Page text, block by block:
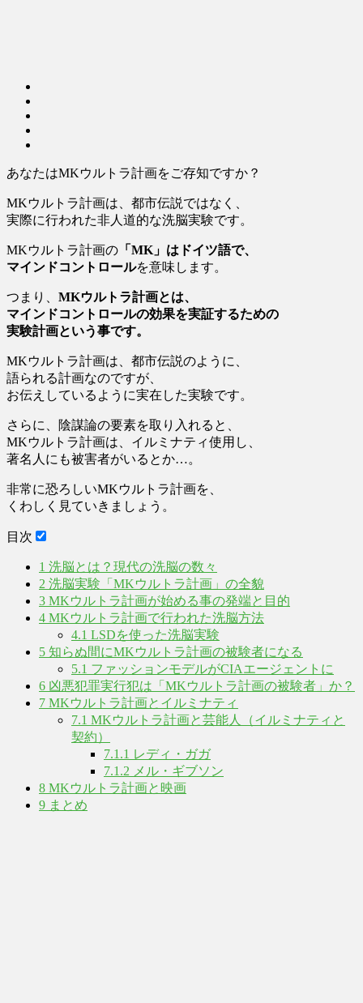
あなたはMKウルトラ計画をご存知ですか？
MKウルトラ計画は、都市伝説ではなく、
実際に行われた非人道的な洗脳実験です。
MKウルトラ計画の 「MK」はドイツ語で、
マインドコントロールを意味します。
つまり、 MKウルトラ計画とは、
マインドコントロールの効果を実証するための
実験計画という事です。
MKウルトラ計画は、都市伝説のように、
語られる計画なのですが、
お伝えしているように実在した実験です。
さらに、陰謀論の要素を取り入れると、
MKウルトラ計画は、イルミナティ使用し、
著名人にも被害者がいるとか…。
非常に恐ろしいMKウルトラ計画を、
くわしく見ていきましょう。
目次
1 洗脳とは？現代の洗脳の数々
2 洗脳実験「MKウルトラ計画」の全貌
3 MKウルトラ計画が始める事の発端と目的
4 MKウルトラ計画で行われた洗脳方法
4.1 LSDを使った洗脳実験
5 知らぬ間にMKウルトラ計画の被験者になる
5.1 ファッションモデルがCIAエージェントに
6 凶悪犯罪実行犯は「MKウルトラ計画の被験者」か？
7 MKウルトラ計画とイルミナティ
7.1 MKウルトラ計画と芸能人（イルミナティと
契約）
7.1.1 レディ・ガガ
7.1.2 メル・ギブソン
8 MKウルトラ計画と映画
9 まとめ